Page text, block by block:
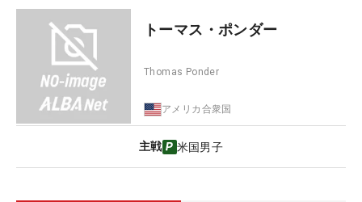
トーマス・ポンダー
Thomas Ponder
アメリカ合衆国
主戦 米国男子